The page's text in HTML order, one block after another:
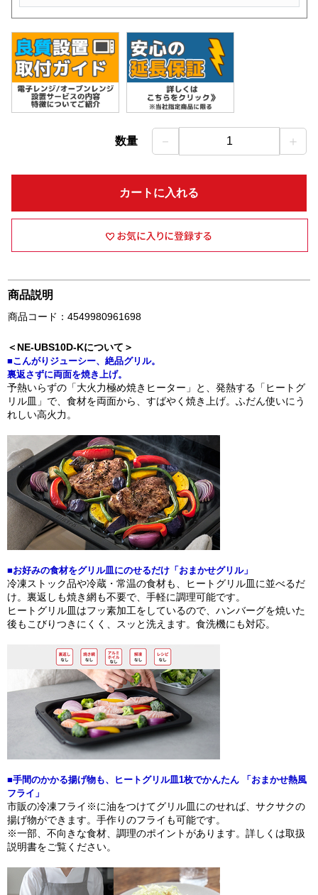
数量 － 1 ＋
カートに入れる
商品説明
商品コード：4549980961698
＜NE-UBS10D-Kについて＞
■こんがりジューシー、絶品グリル。
裏返さずに両面を焼き上げ。
予熱いらずの「大火力極め焼きヒーター」と、発熱する「ヒートグ
リル皿」で、食材を両面から、すばやく焼き上げ。ふだん使いにう
れしい高火力。
■お好みの食材をグリル皿にのせるだけ「おまかせグリル」
冷凍ストック品や冷蔵・常温の食材も、ヒートグリル皿に並べるだ
け。裏返しも焼き網も不要で、手軽に調理可能です。
ヒートグリル皿はフッ素加工をしているので、ハンバーグを焼いた
後もこびりつきにくく、スッと洗えます。食洗機にも対応。
■手間のかかる揚げ物も、ヒートグリル皿1枚でかんたん 「おまかせ熱風
フライ」
市販の冷凍フライ※に油をつけてグリル皿にのせれば、サクサクの
揚げ物ができます。手作りのフライも可能です。
※一部、不向きな食材、調理のポイントがあります。詳しくは取扱
説明書をご覧ください。